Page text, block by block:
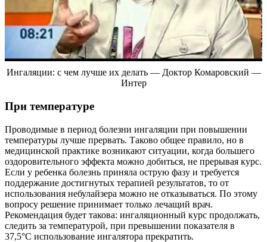
Ингаляции: с чем лучше их делать — Доктор Комаровский —
Интер
При температуре
Проводимые в период болезни ингаляции при повышении
температуры лучше прервать. Таково общее правило, но в
медицинской практике возникают ситуации, когда большего
оздоровительного эффекта можно добиться, не прерывая курс.
Если у ребенка болезнь приняла острую фазу и требуется
поддержание достигнутых терапией результатов, то от
использования небулайзера можно не отказываться. По этому
вопросу решение принимает только лечащий врач.
Рекомендация будет такова: ингаляционный курс продолжать,
следить за температурой, при превышении показателя в
37,5°С использование ингалятора прекратить.